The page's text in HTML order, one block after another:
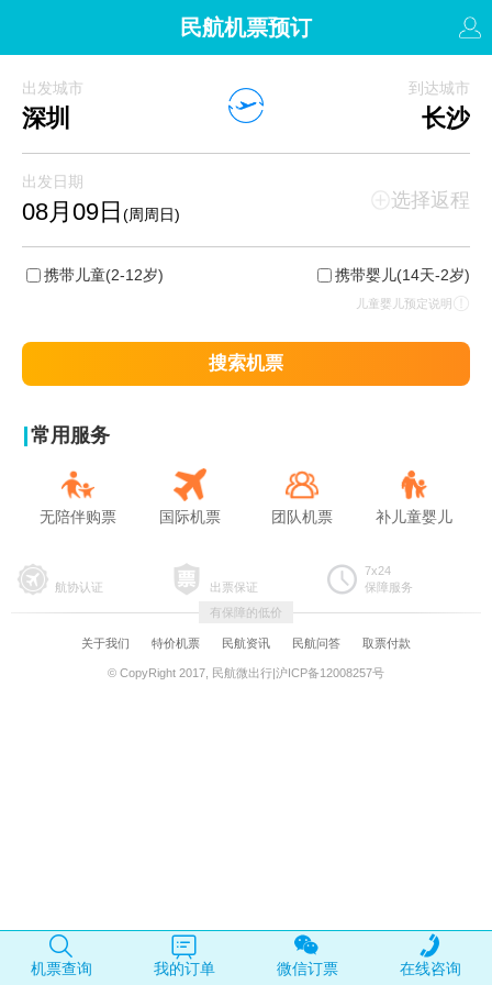
民航机票预订
出发城市
深圳
到达城市
长沙
出发日期
08月09日 (周周日)
选择返程
携带儿童(2-12岁) 携带婴儿(14天-2岁)
儿童婴儿预定说明
搜索机票
常用服务
无陪伴购票 国际机票 团队机票 补儿童婴儿
航协认证 出票保证
7x24
保障服务
有保障的低价
关于我们 特价机票 民航资讯 民航问答 取票付款
© CopyRight 2017, 民航微出行|沪ICP备12008257号
机票查询 我的订单 微信订票 在线咨询